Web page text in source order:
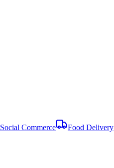
Social Commerce Food Delivery